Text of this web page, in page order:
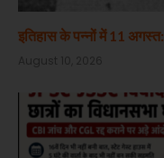
इतिहास के पन्नों में 11 अगस्त:
August 10, 2026